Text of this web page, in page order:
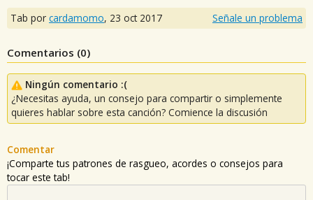
Tab por cardamomo, 23 oct 2017 Señale un problema
Comentarios (0)
Ningún comentario :(
¿Necesitas ayuda, un consejo para compartir o simplemente
quieres hablar sobre esta canción? Comience la discusión
Comentar
¡Comparte tus patrones de rasgueo, acordes o consejos para
tocar este tab!